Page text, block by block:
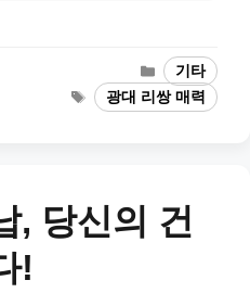
Categories
기타
Tags광대 리쌍 매력
, 당신의 건
!